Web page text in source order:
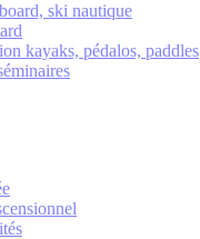
ski nautique
kayaks, pédalos, paddles